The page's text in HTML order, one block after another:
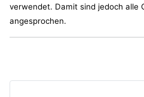
verwendet. Damit sind jedoch alle
angesprochen.